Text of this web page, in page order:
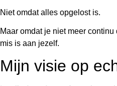
Niet omdat alles opgelost is.
Maar omdat je niet meer
mis is aan jezelf.
Mijn visie op